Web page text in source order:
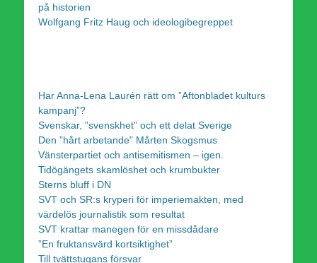
på historien
Wolfgang Fritz Haug och ideologibegreppet
Har Anna-Lena Laurén rätt om ”Aftonbladet kulturs
kampanj”?
Svenskar, ”svenskhet” och ett delat Sverige
Den ”hårt arbetande” Mårten Skogsmus
Vänsterpartiet och antisemitismen – igen.
Tidögängets skamlöshet och krumbukter
Sterns bluff i DN
SVT och SR:s kryperi för imperiemakten, med
värdelös journalistik som resultat
SVT krattar manegen för en missdådare
”En fruktansvärd kortsiktighet”
Till tvättstugans försvar